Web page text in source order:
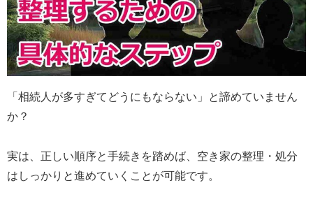
「相続人が多すぎてどうにもならない」と諦めていません
か？
実は、正しい順序と手続きを踏めば、空き家の整理・処分
はしっかりと進めていくことが可能です。